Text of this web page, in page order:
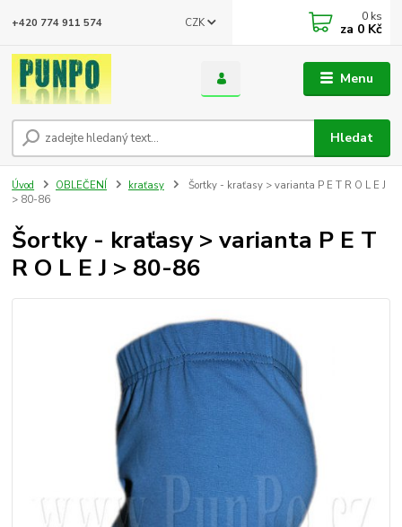
Menu
CZK
Hledat
+420 774 911 574 0 ks
za 0 Kč
Úvod OBLEČENÍ kraťasy
Šortky - kraťasy > varianta P E T R O L E J
> 80-86
Šortky - kraťasy > varianta P E T
R O L E J > 80-86